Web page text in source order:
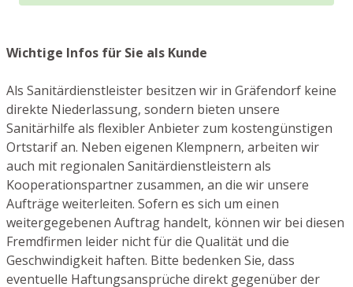
Wichtige Infos für Sie als Kunde
Als Sanitärdienstleister besitzen wir in Gräfendorf keine
direkte Niederlassung, sondern bieten unsere
Sanitärhilfe als flexibler Anbieter zum kostengünstigen
Ortstarif an. Neben eigenen Klempnern, arbeiten wir
auch mit regionalen Sanitärdienstleistern als
Kooperationspartner zusammen, an die wir unsere
Aufträge weiterleiten. Sofern es sich um einen
weitergegebenen Auftrag handelt, können wir bei diesen
Fremdfirmen leider nicht für die Qualität und die
Geschwindigkeit haften. Bitte bedenken Sie, dass
eventuelle Haftungsansprüche direkt gegenüber der